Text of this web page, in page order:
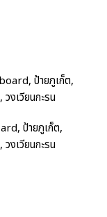
ป้ายภูเก็ต,
งเวียนกะรน